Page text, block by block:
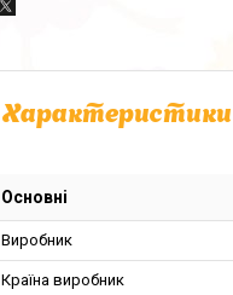
Характеристики
Основні
Виробник
Країна виробник